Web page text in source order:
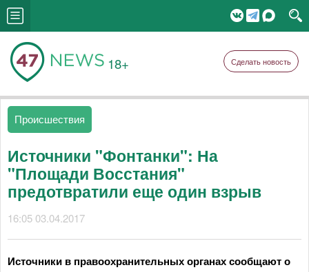
18+ Сделать новость
Происшествия
Источники "Фонтанки": На
"Площади Восстания"
предотвратили еще один взрыв
16:05 03.04.2017
Источники в правоохранительных органах сообщают о